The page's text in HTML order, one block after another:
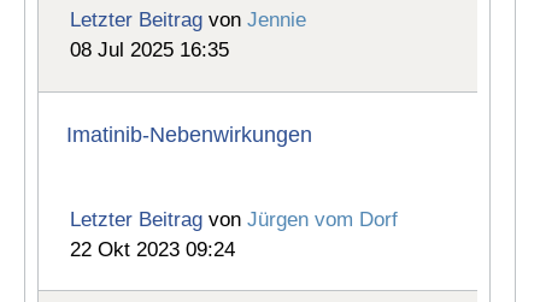
Letzter Beitrag vonJennie
08 Jul 2025 16:35
Imatinib-Nebenwirkungen
Letzter Beitrag vonJürgen vom Dorf
22 Okt 2023 09:24